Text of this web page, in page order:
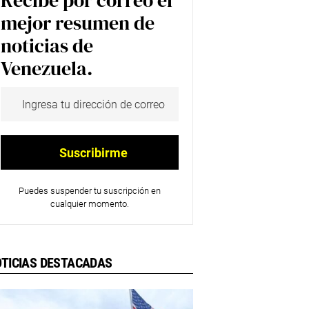
mejor resumen de
noticias de
Venezuela.
Puedes suspender tu suscripción en
cualquier momento.
DESTACADAS